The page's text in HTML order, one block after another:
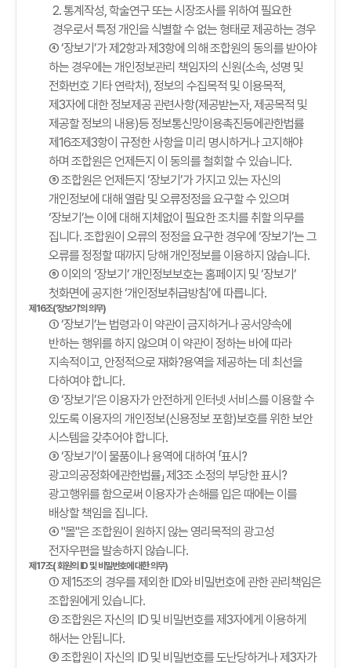
2. 통계작성, 학술연구 또는 시장조사를 위하여 필요한
경우로서 특정 개인을 식별할 수 없는 형태로 제공하는 경우
④ ‘장보기’가 제2항과 제3항에 의해 조합원의 동의를 받아야
하는 경우에는 개인정보관리 책임자의 신원(소속, 성명 및
전화번호 기타 연락처), 정보의 수집목적 및 이용목적,
제3자에 대한 정보제공 관련사항(제공받는자, 제공목적 및
제공할 정보의 내용)등 정보통신망이용촉진등에관한법률
제16조제3항이 규정한 사항을 미리 명시하거나 고지해야
하며 조합원은 언제든지 이 동의를 철회할 수 있습니다.
⑤ 조합원은 언제든지 ‘장보기’가 가지고 있는 자신의
개인정보에 대해 열람 및 오류정정을 요구할 수 있으며
‘장보기’는 이에 대해 지체없이 필요한 조치를 취할 의무를
집니다. 조합원이 오류의 정정을 요구한 경우에 ‘장보기’는 그
오류를 정정할 때까지 당해 개인정보를 이용하지 않습니다.
⑥ 이외의 ‘장보기’ 개인정보보호는 홈페이지 및 ‘장보기’
첫화면에 공지한 ‘개인정보취급방침’에 따릅니다.
제16조(‘장보기’의 의무)
① ‘장보기’는 법령과 이 약관이 금지하거나 공서양속에
반하는 행위를 하지 않으며 이 약관이 정하는 바에 따라
지속적이고, 안정적으로 재화?용역을 제공하는 데 최선을
다하여야 합니다.
② ‘장보기’은 이용자가 안전하게 인터넷 서비스를 이용할 수
있도록 이용자의 개인정보(신용정보 포함)보호를 위한 보안
시스템을 갖추어야 합니다.
③ ‘장보기’이 물품이나 용역에 대하여 「표시?
광고의공정화에관한법률」 제3조 소정의 부당한 표시?
광고행위를 함으로써 이용자가 손해를 입은 때에는 이를
배상할 책임을 집니다.
④ "몰"은 조합원이 원하지 않는 영리목적의 광고성
전자우편을 발송하지 않습니다.
제17조( 회원의 ID 및 비밀번호에 대한 의무)
① 제15조의 경우를 제외한 ID와 비밀번호에 관한 관리책임은
조합원에게 있습니다.
② 조합원은 자신의 ID 및 비밀번호를 제3자에게 이용하게
해서는 안됩니다.
③ 조합원이 자신의 ID 및 비밀번호를 도난당하거나 제3자가